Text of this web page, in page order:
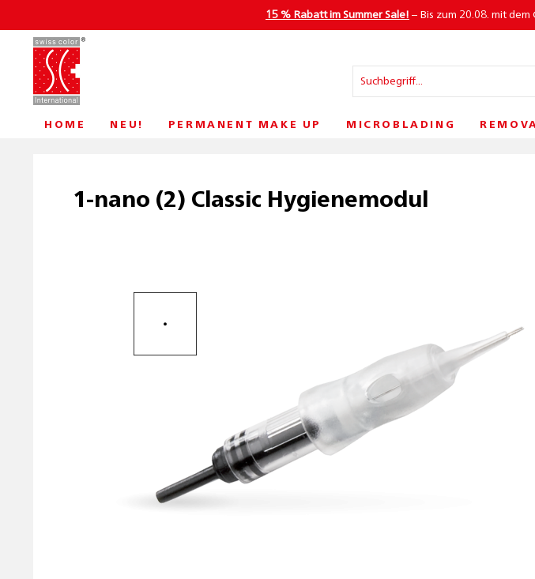
15 % Rabatt im Summer Sale! – Bis zum 20.08. mit dem
HOME NEU! PERMANENT MAKE UP MICROBLADING
1-nano (2) Classic Hygienemodul